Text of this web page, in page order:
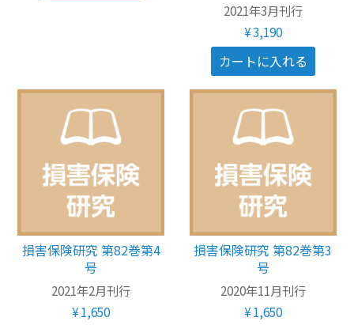
上級講座
書籍
すべて表示 書籍
損害保険講座用テキスト
学術書
その他一般書籍
英文テキスト
2021年3月刊行
¥3,190
損害保険研究 第82巻第4
号
2021年2月刊行
¥1,650
損害保険研究 第82巻第3
号
2020年11月刊行
¥1,650